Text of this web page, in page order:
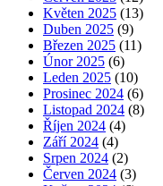
Květen 2025 (13)
Duben 2025 (9)
Březen 2025 (11)
Únor 2025 (6)
Leden 2025 (10)
Prosinec 2024 (6)
Listopad 2024 (8)
Říjen 2024 (4)
Září 2024 (4)
Srpen 2024 (2)
Červen 2024 (3)